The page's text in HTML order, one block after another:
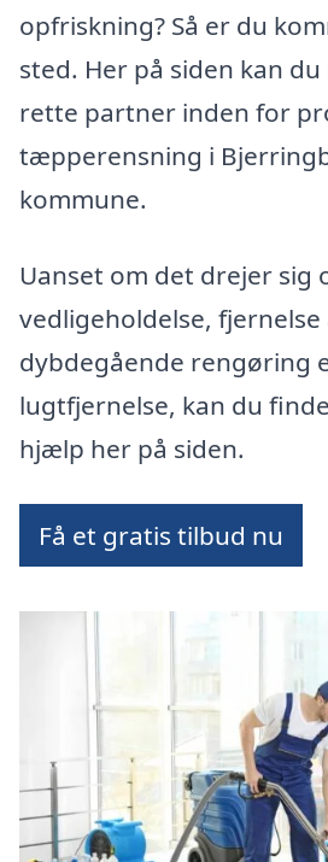
opfriskning? Så er du
sted. Her på siden kan
rette partner inden for
tæpperensning i
kommune.
Uanset om det drejer sig
vedligeholdelse, fjernelse
dybdegående rengøring
lugtfjernelse, kan du
hjælp her på siden.
Få et gratis tilbud nu